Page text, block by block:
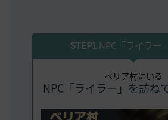
STEP1.NPC「ライラー
ベリア村にいる
NPC「ライラー」を訪ね